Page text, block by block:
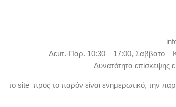
Δευτ.-Παρ. 10:30 – 17:00, Σαββατο –
Δυνατότητα επίσκεψης
το site προς το παρόν είναι ενημερωτικό, την